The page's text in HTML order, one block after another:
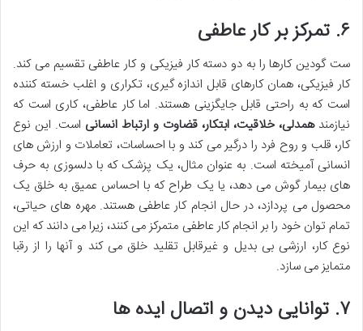
۶. تمرکز بر کار عاطفی
ست گودین کارها را به دو دسته کار فیزیکی و کار عاطفی تقسیم می کند.
کار فیزیکی، همان کارهای قابل اندازه گیری، تکراری و اغلب خسته کننده
است که به راحتی قابل جایگزینی هستند. اما کار عاطفی، کاری است که
نیازمندهمدلی، خلاقیت، ابتکار، قضاوت و ارتباط انسانی است. این نوع
کار، قلب و روح فرد را درگیر می کند و با احساسات، تعاملات و ارزش های
انسانی آمیخته است. به عنوان مثال، یک پزشک که با دلسوزی به حرف
های بیمار گوش می دهد، یا یک طراح که با احساس عمیق به خلق یک
محصول می پردازد، در حال انجام کار عاطفی هستند. مهره های حیاتی،
تمام توان خود را بر انجام کار عاطفی متمرکز می کنند، زیرا می دانند که این
نوع کار، ارزشی بی بدیل و غیرقابل تقلید خلق می کند و آنها را از رقبا
متمایز می سازد.
۷. توانایی دیدن و اتصال ایده ها